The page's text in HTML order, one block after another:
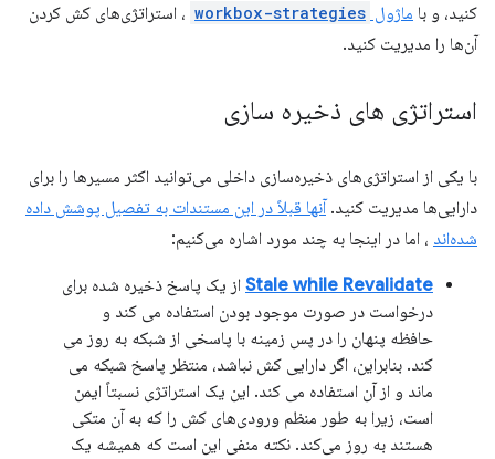
کنید، و با ماژول workbox-strategies ، استراتژی‌های کش کردن
آن‌ها را مدیریت کنید.
استراتژی های ذخیره سازی
با یکی از استراتژی‌های ذخیره‌سازی داخلی می‌توانید اکثر مسیرها را برای
دارایی‌ها مدیریت کنید. آنها قبلاً در این مستندات به تفصیل پوشش داده
شده‌اند ، اما در اینجا به چند مورد اشاره می‌کنیم:
Stale while Revalidate از یک پاسخ ذخیره شده برای
درخواست در صورت موجود بودن استفاده می کند و
حافظه پنهان را در پس زمینه با پاسخی از شبکه به روز می
کند. بنابراین، اگر دارایی کش نباشد، منتظر پاسخ شبکه می
ماند و از آن استفاده می کند. این یک استراتژی نسبتاً ایمن
است، زیرا به طور منظم ورودی‌های کش را که به آن متکی
هستند به روز می‌کند. نکته منفی این است که همیشه یک